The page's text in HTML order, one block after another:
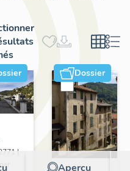
|
Dossier
Aperçu